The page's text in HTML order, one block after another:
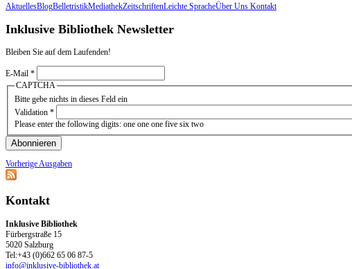
AktuellesBlogBelletristikMediathekZeitschriftenLeichte SpracheÜber Uns Kontakt
Inklusive Bibliothek Newsletter
Bleiben Sie auf dem Laufenden!
E-Mail *
CAPTCHA
Bitte gebe nichts in dieses Feld ein
Validation*
Please enter the following digits: one one one five six two
Vorherige Ausgaben
Kontakt
Inklusive Bibliothek
Fürbergstraße 15
5020 Salzburg
Tel:+43 (0)662 65 06 87-5
info@inklusive-bibliothek.at